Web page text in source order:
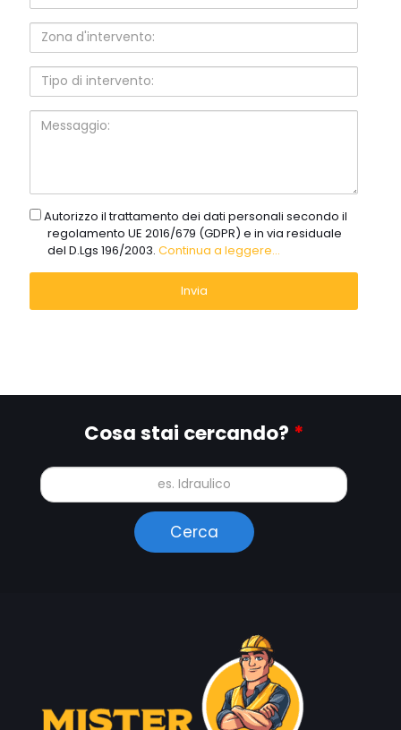
Zona
d'intervento:
Tipo
intervento:
Messaggio:
gdprAutorizzo il trattamento dei dati personali secondo il
regolamento UE 2016/679 (GDPR) e in via residuale
del D.Lgs 196/2003. Continua a leggere...
Cosa stai cercando? *